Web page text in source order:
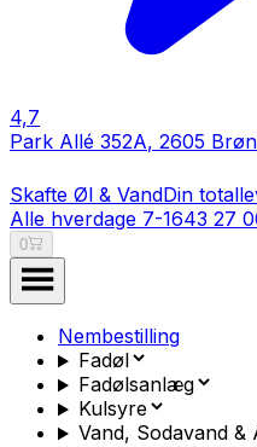
4,7
Park Allé 352A, 2605
Skafte Øl & VandDin
Alle hverdage 7-1643 27
0
Nembestilling
Fadøl
Fadølsanlæg
Kulsyre
Vand, Sodavand &